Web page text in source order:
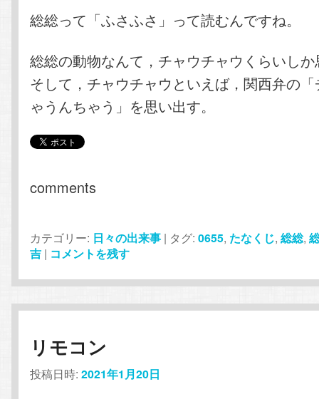
総総って「ふさふさ」って読むんですね。
総総の動物なんて，チャウチャウくらいし
そして，チャウチャウといえば，関西弁の
ゃうんちゃう」を思い出す。
comments
カテゴリー: 日々の出来事 | タグ: 0655, たなくじ,総総,
吉 | コメントを残す
リモコン
投稿日時:2021年1月20日